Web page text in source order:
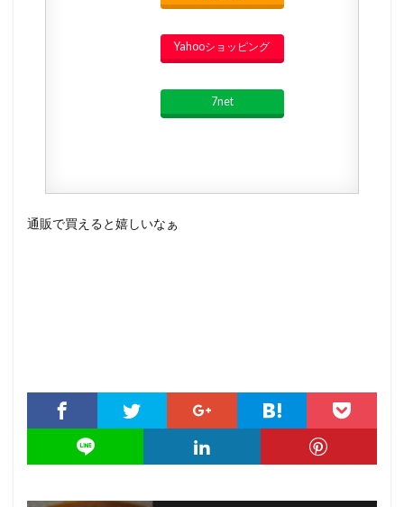
Yahooショッピング
7net
通販で買えると嬉しいなぁ